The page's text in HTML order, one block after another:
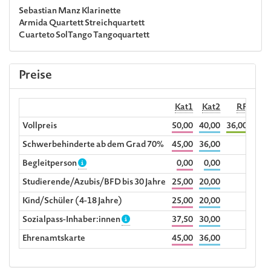
Sebastian ManzKlarinette
Armida QuartettStreichquartett
Cuarteto SolTangoTangoquartett
Preise
Kat1 Kat2 RF
Vollpreis
50,00 40,00 36,00
Schwerbehinderte ab dem Grad 70%
45,00
36,00
Begleitperson
0,00
0,00
Studierende/Azubis/BFD bis 30 Jahre
25,00
20,00
Kind/Schüler (4-18 Jahre)
25,00
20,00
Sozialpass-Inhaber:innen
37,50
30,00
Ehrenamtskarte
45,00 36,00